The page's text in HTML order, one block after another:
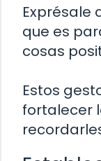
Exprésale
que es
cosas
Estos
fortalecer